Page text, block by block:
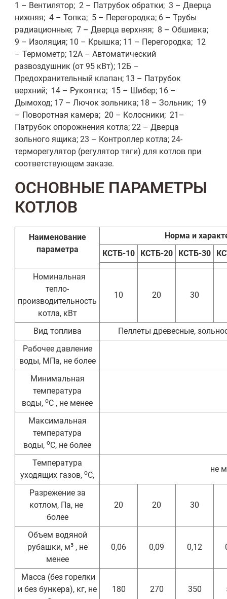
1 – Вентилятор; 2 – Патрубок обратки; 3 – Дверца
нижняя; 4 – Топка; 5 – Перегородка; 6 – Трубы
радиационные; 7 – Дверца верхняя; 8 – Обшивка;
9 – Изоляция; 10 – Крышка; 11 – Перегородка; 12
– Термометр; 12А – Автоматический
развоздушник (от 95 кВт); 12Б –
Предохранительный клапан; 13 – Патрубок
верхний; 14 – Рукоятка; 15 – Шибер; 16 –
Дымоход; 17 – Лючок зольника; 18 – Зольник; 19
– Поворотная камера; 20 – Колосники; 21–
Патрубок опорожнения котла; 22 – Дверца
зольного ящика; 23 – Контроллер котла; 24-
терморегулятор (регулятор тяги) для котлов при
соответствующем заказе.
ОСНОВНЫЕ ПАРАМЕТРЫ
КОТЛОВ
Наименование
параметра
Норма и
КСТБ-10
КСТБ-20 КСТБ-30
Номинальная
тепло-
производительность
котла, кВт
10 20 30
Вид топлива
Пеллеты древесные,
Рабочее давление
воды, МПа, не более
Минимальная
температура
воды, оС , не менее
Максимальная
температура
воды, оС, не более
Температура
уходящих газов, оС,
не
Разрежение за
котлом, Па, не
более
20 20 30
Объем водяной
рубашки, мз, не
менее
0,06 0,09 0,12
Масса (без горелки
и без бункера), кг, не
180 270 350